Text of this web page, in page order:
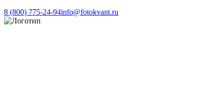
8 (800) 775-24-94info@fotokvant.ru